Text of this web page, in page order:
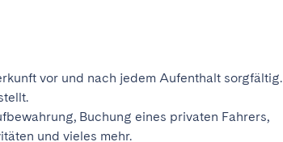
vor und nach jedem Aufenthalt sorgfältig.
Buchung eines privaten Fahrers,
und vieles mehr.